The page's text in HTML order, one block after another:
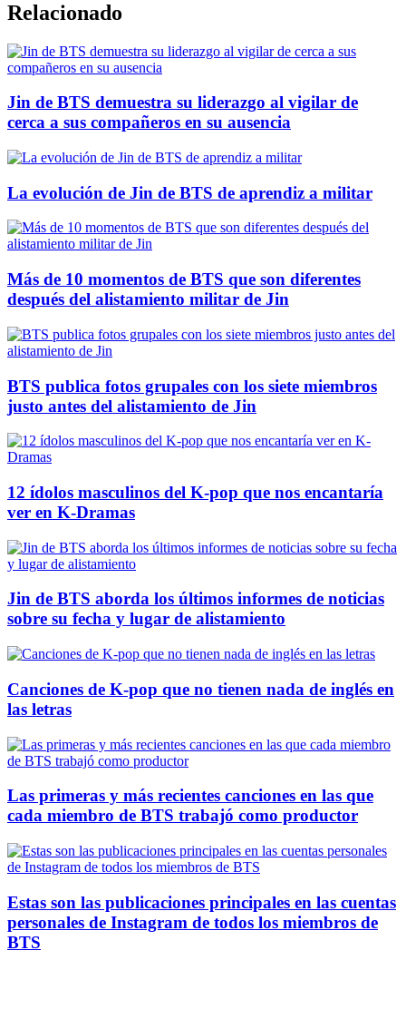
Relacionado
Jin de BTS demuestra su liderazgo al vigilar de
cerca a sus compañeros en su ausencia
La evolución de Jin de BTS de aprendiz a militar
Más de 10 momentos de BTS que son diferentes
después del alistamiento militar de Jin
BTS publica fotos grupales con los siete miembros
justo antes del alistamiento de Jin
12 ídolos masculinos del K-pop que nos encantaría
ver en K-Dramas
Jin de BTS aborda los últimos informes de noticias
sobre su fecha y lugar de alistamiento
Canciones de K-pop que no tienen nada de inglés en
las letras
Las primeras y más recientes canciones en las que
cada miembro de BTS trabajó como productor
Estas son las publicaciones principales en las cuentas
personales de Instagram de todos los miembros de
BTS